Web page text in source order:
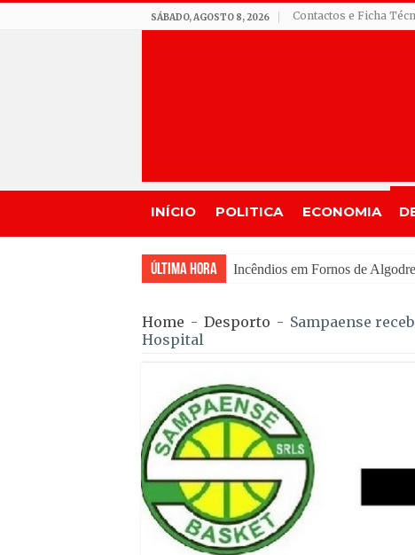
SÁBADO, AGOSTO 8, 2026 Contactos e Ficha
INÍCIO POLITICA ECONOMIA
Última Hora Incêndios em Fornos de
Home - Desporto - Sampaense
Hospital